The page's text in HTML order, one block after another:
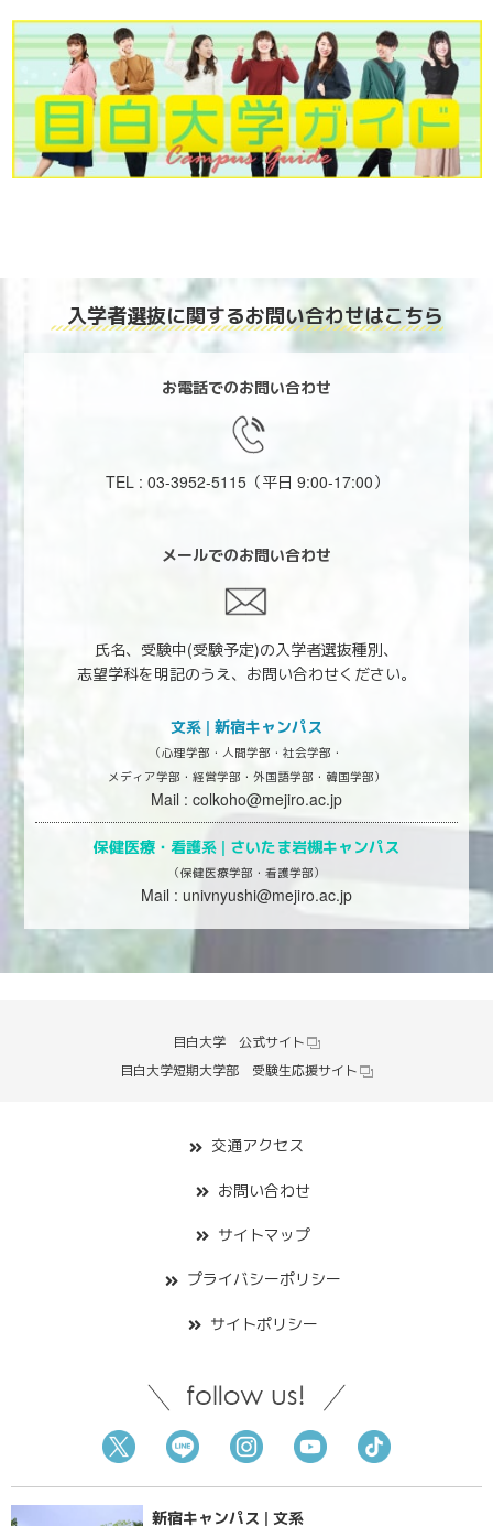
入学者選抜に関するお問い合わせはこちら
お電話でのお問い合わせ
TEL : 03-3952-5115（平日 9:00-17:00）
メールでのお問い合わせ
氏名、受験中(受験予定)の入学者選抜種別、
志望学科を明記のうえ、お問い合わせください。
文系 | 新宿キャンパス
（心理学部・人間学部・社会学部・
メディア学部・経営学部・外国語学部・韓国学部）
Mail : colkoho@mejiro.ac.jp
保健医療・看護系 | さいたま岩槻キャンパス
（保健医療学部・看護学部）
Mail : univnyushi@mejiro.ac.jp
目白大学 公式サイト
目白大学短期大学部 受験生応援サイト
交通アクセス
お問い合わせ
サイトマップ
プライバシーポリシー
サイトポリシー
新宿キャンパス | 文系